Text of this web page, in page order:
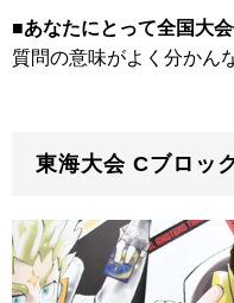
■あなたにとって全国大
質問の意味がよく分かん
東海大会 Cブロッ